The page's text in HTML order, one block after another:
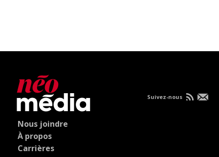
Nous joindre
À propos
Carrières
Suivez-nous